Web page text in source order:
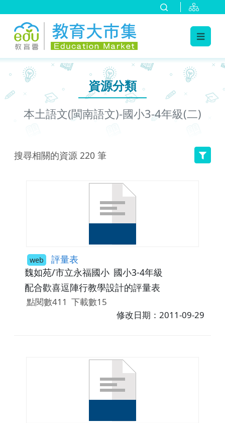
資源分類
本土語文(閩南語文)-國小3-4年級(二)
搜尋相關的資源 220 筆
web 評量表
魏如苑/市立永福國小 國小3-4年級
配合歡喜逗陣行教學設計的評量表
點閱數411 下載數15
修改日期：2011-09-29